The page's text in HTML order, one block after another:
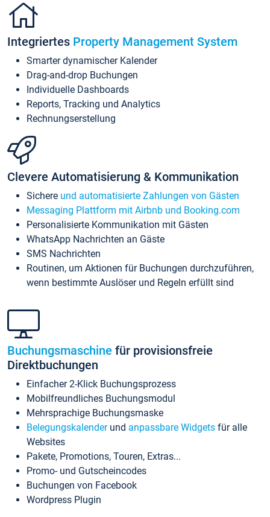
Integriertes Property Management System
Smarter dynamischer Kalender
Drag-and-drop Buchungen
Individuelle Dashboards
Reports, Tracking und Analytics
Rechnungserstellung
Clevere Automatisierung & Kommunikation
Sichere und automatisierte Zahlungen von Gästen
Messaging Plattform mit Airbnb und Booking.com
Personalisierte Kommunikation mit Gästen
WhatsApp Nachrichten an Gäste
SMS Nachrichten
Routinen, um Aktionen für Buchungen durchzuführen,
wenn bestimmte Auslöser und Regeln erfüllt sind
Buchungsmaschine für provisionsfreie
Direktbuchungen
Einfacher 2-Klick Buchungsprozess
Mobilfreundliches Buchungsmodul
Mehrsprachige Buchungsmaske
Belegungskalenderund anpassbare Widgets für alle
Websites
Pakete, Promotions, Touren, Extras...
Promo- und Gutscheincodes
Buchungen von Facebook
Wordpress Plugin